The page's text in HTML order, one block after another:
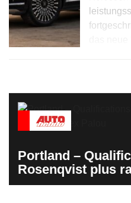
Portland –
Rosenqvist plus